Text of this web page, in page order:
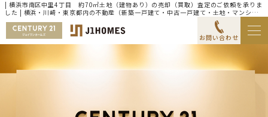
| 横浜市南区中里4丁目 約70㎡土地（建物あり）の売却（買取）査定のご依頼を承りま
した | 横浜・川崎・東京都内の不動産（新築一戸建て・中古一戸建て・土地・マンショ
ン）ならセンチュリー21ジェイワンホームズ
お問い合わせ